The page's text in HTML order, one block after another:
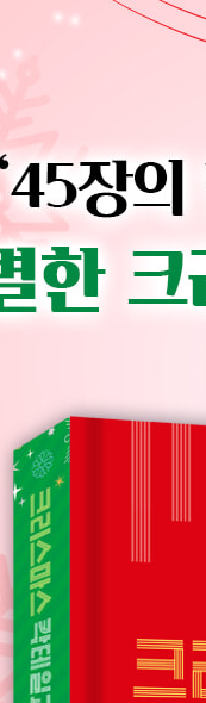
(2016): 루이 암스트
존 레전드
윈튼 마살리스
페기 리
만들기
만들기 : 재료와 도구
시럽 레시피